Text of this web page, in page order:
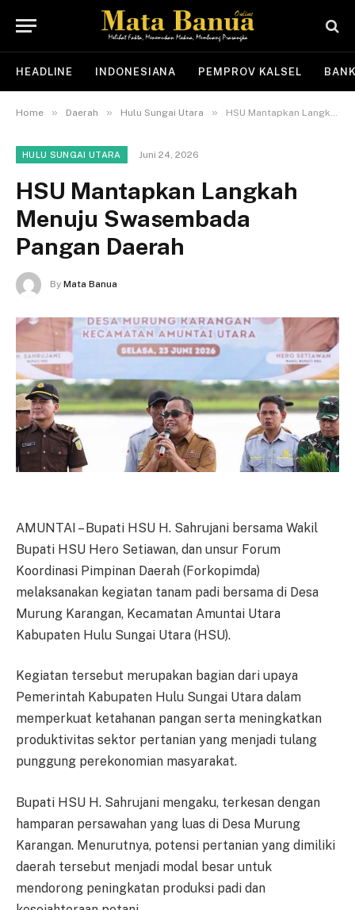
HEADLINE INDONESIANA PEMPROV KALSEL
Home » Daerah » Hulu Sungai Utara » HSU Mantapkan Langkah Menuju Swasembada Pangan Daerah
HULU SUNGAI UTARA Juni 24, 2026
HSU Mantapkan Langkah
Menuju Swasembada
Pangan Daerah
By Mata Banua
AMUNTAI – Bupati HSU H. Sahrujani bersama Wakil
Bupati HSU Hero Setiawan, dan unsur Forum
Koordinasi Pimpinan Daerah (Forkopimda)
melaksanakan kegiatan tanam padi bersama di Desa
Murung Karangan, Kecamatan Amuntai Utara
Kabupaten Hulu Sungai Utara (HSU).
Kegiatan tersebut merupakan bagian dari upaya
Pemerintah Kabupaten Hulu Sungai Utara dalam
memperkuat ketahanan pangan serta meningkatkan
produktivitas sektor pertanian yang menjadi tulang
punggung perekonomian masyarakat.
Bupati HSU H. Sahrujani mengaku, terkesan dengan
hamparan persawahan yang luas di Desa Murung
Karangan. Menurutnya, potensi pertanian yang dimiliki
daerah tersebut menjadi modal besar untuk
mendorong peningkatan produksi padi dan